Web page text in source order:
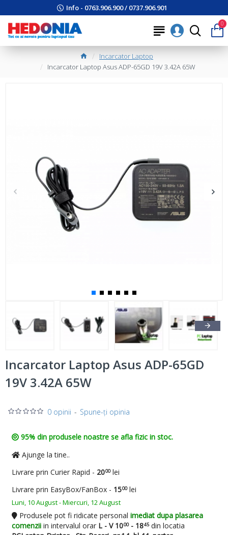
Info - 0763.906.900 / 0737.906.901
0
Incarcator Laptop
Incarcator Laptop Asus ADP-65GD 19V 3.42A 65W
Incarcator Laptop Asus ADP-65GD
19V 3.42A 65W
0 opinii - Spune-ţi opinia